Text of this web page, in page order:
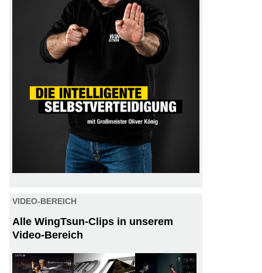
VIDEO-BEREICH
Alle WingTsun-Clips in unserem
Video-Bereich